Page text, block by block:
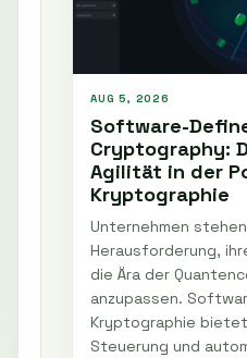
AUG 5, 2026
Software-
Cryptography:
Agilität in der
Kryptographie
Unternehmen
Herausforderung,
die Ära der
anzupassen.
Kryptographie
Steuerung und